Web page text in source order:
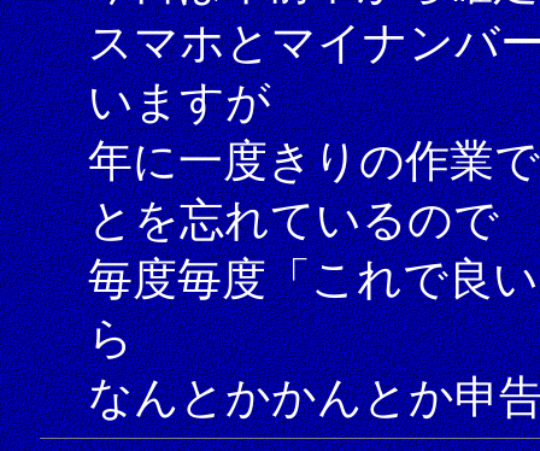
スマホとマイナンバ
いますが
年に一度きりの作業
とを忘れているので
毎度毎度「これで良
ら
なんとかかんとか申